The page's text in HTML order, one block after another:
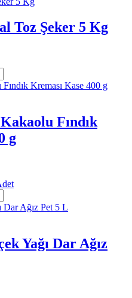
Toz Şeker 5 Kg
Fındık
g
Yağı Dar Ağız